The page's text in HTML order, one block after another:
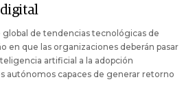
de tendencias tecnológicas de
en que las organizaciones deberán pasar
artificial a la adopción
autónomos capaces de generar retorno